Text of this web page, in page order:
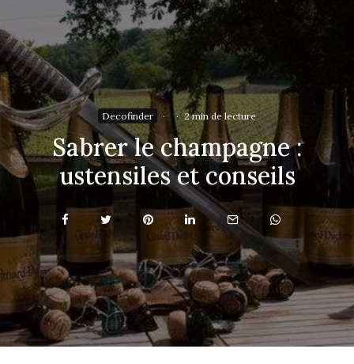
Decofinder · · 2 min de lecture
Sabrer le champagne :
ustensiles et conseils